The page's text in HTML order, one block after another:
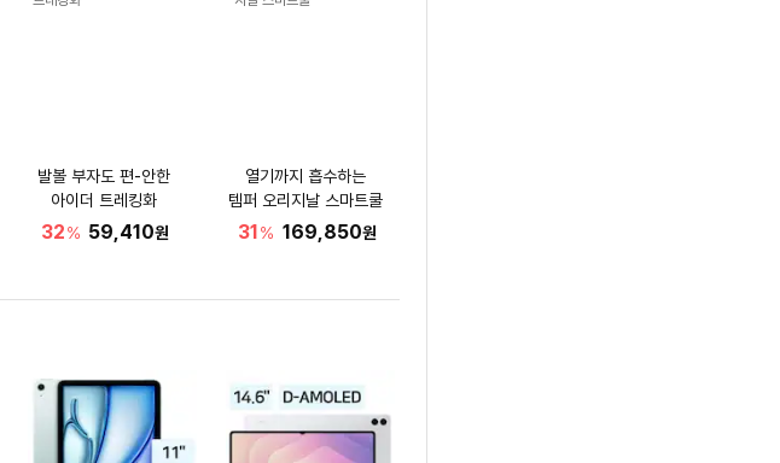
발볼 부자도 편-안한
아이더 트레킹화
32% 59,410원
열기까지 흡수하는
템퍼 오리지날 스마트쿨
31% 169,850원